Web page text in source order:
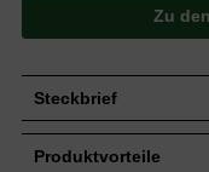
Zu
Steckbrief
Zuwachs
Produktvorteile